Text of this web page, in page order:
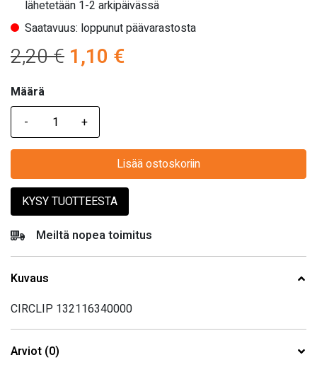
lähetetään 1-2 arkipäivässä
Saatavuus: loppunut päävarastosta
2,20€ Alkuperäinen
oli:
2,20 €.
1,10 €
1,10 €.
Määrä
Määrä
Lisää ostoskoriin
KYSY TUOTTEESTA
Meiltä nopea toimitus
Kuvaus
CIRCLIP 132116340000
Arviot (0)